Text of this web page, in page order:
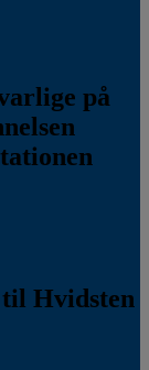
på
til Hvidsten